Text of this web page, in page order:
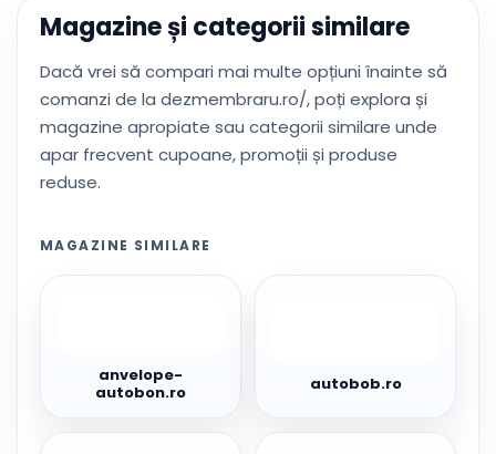
Magazine și categorii similare
Dacă vrei să compari mai multe opțiuni înainte să
comanzi de la dezmembraru.ro/, poți explora și
magazine apropiate sau categorii similare unde
apar frecvent cupoane, promoții și produse
reduse.
MAGAZINE SIMILARE
anvelope-
autobon.ro
autobob.ro